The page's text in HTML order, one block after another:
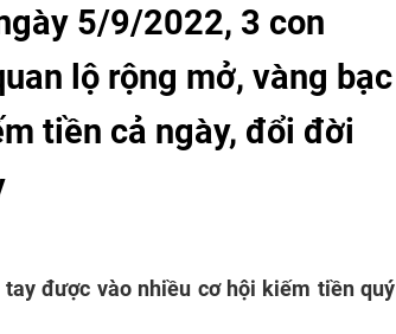
5/9/2022, 3 con
lộ rộng mở, vàng bạc
tiền cả ngày, đổi đời
được vào nhiều cơ hội kiếm tiền quý